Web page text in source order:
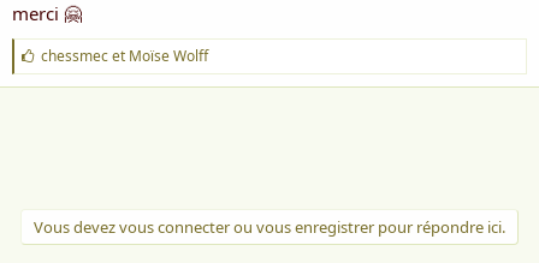
merci 🤗
J
'
a
chessmecet Moïse Wolff
Vous devez vous connecter ou vous enregistrer pour répondre ici.